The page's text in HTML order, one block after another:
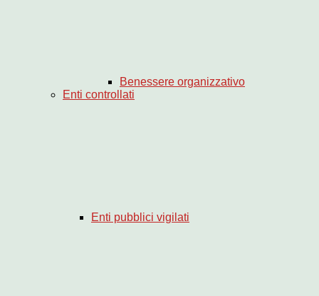
Benessere organizzativo
Enti controllati
Enti pubblici vigilati